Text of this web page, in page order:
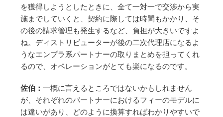
を獲得しようとしたときに、全て一対一で交渉から実
施までしていくと、契約に際しては時間もかかり、そ
の後の請求管理も発生するなど、負担が大きいですよ
ね。ディストリビューターが後の二次代理店になるよ
うなエンプラ系パートナーの取りまとめを担ってくれ
るので、オペレーションがとても楽になるのです。
佐伯： 一概に言えるところではないかもしれません
が、それぞれのパートナーにおけるフィーのモデルに
は違いがあり、どのように換算すればわかりやすいで